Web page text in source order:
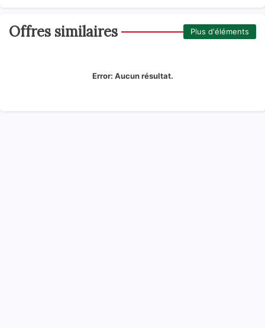
Offres similaires Plus d'éléments
Error: Aucun résultat.